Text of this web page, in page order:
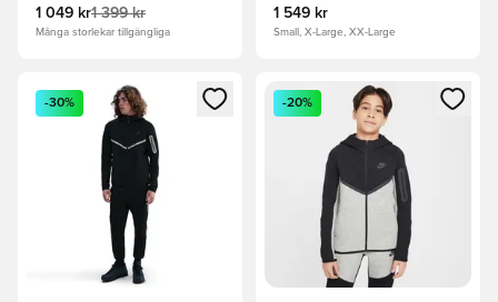
1 049 kr1 399 kr
Många storlekar tillgängliga
1 549 kr
Small, X-Large, XX-Large
Öppnar en Modal för att logga in eller registrera dig som
-30%
Öppnar en Modal för att
-20%